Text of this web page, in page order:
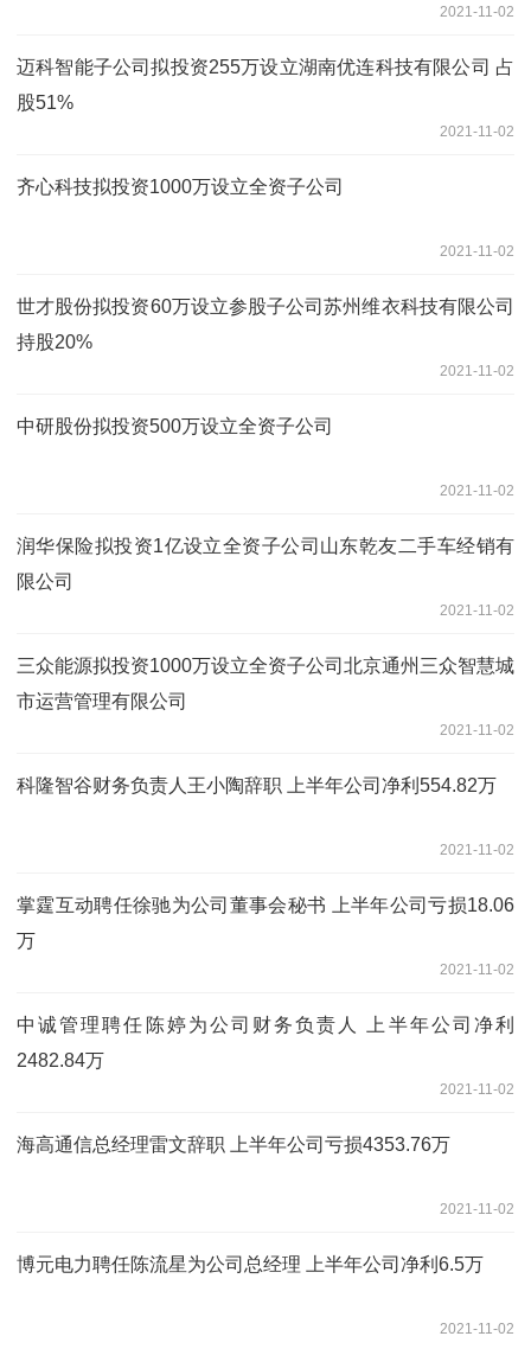
2021-11-02
迈科智能子公司拟投资255万设立湖南优连科技有限公司 占
股51%
2021-11-02
齐心科技拟投资1000万设立全资子公司
2021-11-02
世才股份拟投资60万设立参股子公司苏州维衣科技有限公司
持股20%
2021-11-02
中研股份拟投资500万设立全资子公司
2021-11-02
润华保险拟投资1亿设立全资子公司山东乾友二手车经销有
限公司
2021-11-02
三众能源拟投资1000万设立全资子公司北京通州三众智慧城
市运营管理有限公司
2021-11-02
科隆智谷财务负责人王小陶辞职 上半年公司净利554.82万
2021-11-02
掌霆互动聘任徐驰为公司董事会秘书 上半年公司亏损18.06
万
2021-11-02
中诚管理聘任陈婷为公司财务负责人 上半年公司净利
2482.84万
2021-11-02
海高通信总经理雷文辞职 上半年公司亏损4353.76万
2021-11-02
博元电力聘任陈流星为公司总经理 上半年公司净利6.5万
2021-11-02